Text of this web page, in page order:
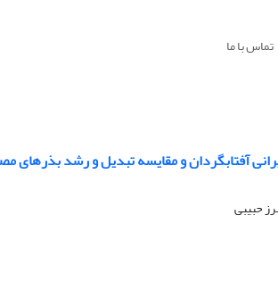
تماس با ما
آفتابگردان و مقایسه تبدیل و رشد
حبیبی